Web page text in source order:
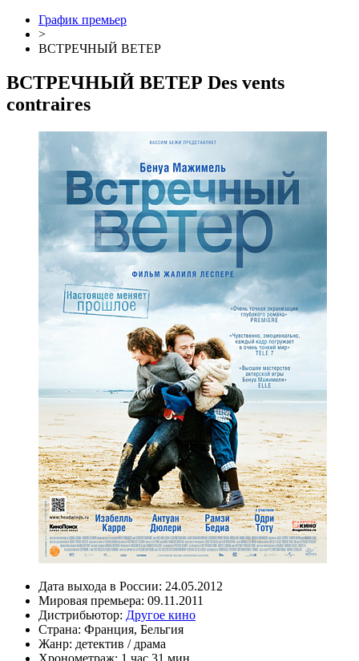
График премьер
>
ВСТРЕЧНЫЙ ВЕТЕР
ВСТРЕЧНЫЙ ВЕТЕР Des vents
contraires
Дата выхода в России: 24.05.2012
Мировая премьера: 09.11.2011
Дистрибьютор: Другое кино
Страна: Франция, Бельгия
Жанр: детектив / драма
Хронометраж: 1 час 31 мин.